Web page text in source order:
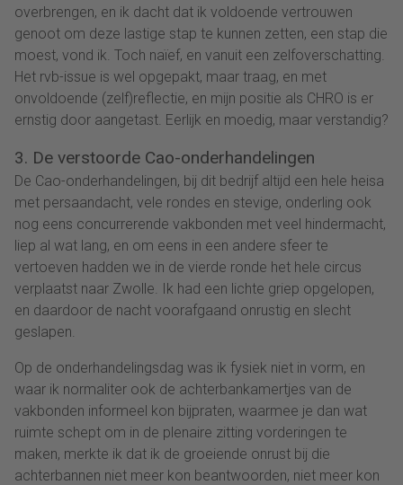
overbrengen, en ik dacht dat ik voldoende vertrouwen
genoot om deze lastige stap te kunnen zetten, een stap die
moest, vond ik. Toch naïef, en vanuit een zelfoverschatting.
Het rvb-issue is wel opgepakt, maar traag, en met
onvoldoende (zelf)reflectie, en mijn positie als CHRO is er
ernstig door aangetast. Eerlijk en moedig, maar verstandig?
3. De verstoorde Cao-onderhandelingen
De Cao-onderhandelingen, bij dit bedrijf altijd een hele heisa
met persaandacht, vele rondes en stevige, onderling ook
nog eens concurrerende vakbonden met veel hindermacht,
liep al wat lang, en om eens in een andere sfeer te
vertoeven hadden we in de vierde ronde het hele circus
verplaatst naar Zwolle. Ik had een lichte griep opgelopen,
en daardoor de nacht voorafgaand onrustig en slecht
geslapen.
Op de onderhandelingsdag was ik fysiek niet in vorm, en
waar ik normaliter ook de achterbankamertjes van de
vakbonden informeel kon bijpraten, waarmee je dan wat
ruimte schept om in de plenaire zitting vorderingen te
maken, merkte ik dat ik de groeiende onrust bij die
achterbannen niet meer kon beantwoorden, niet meer kon